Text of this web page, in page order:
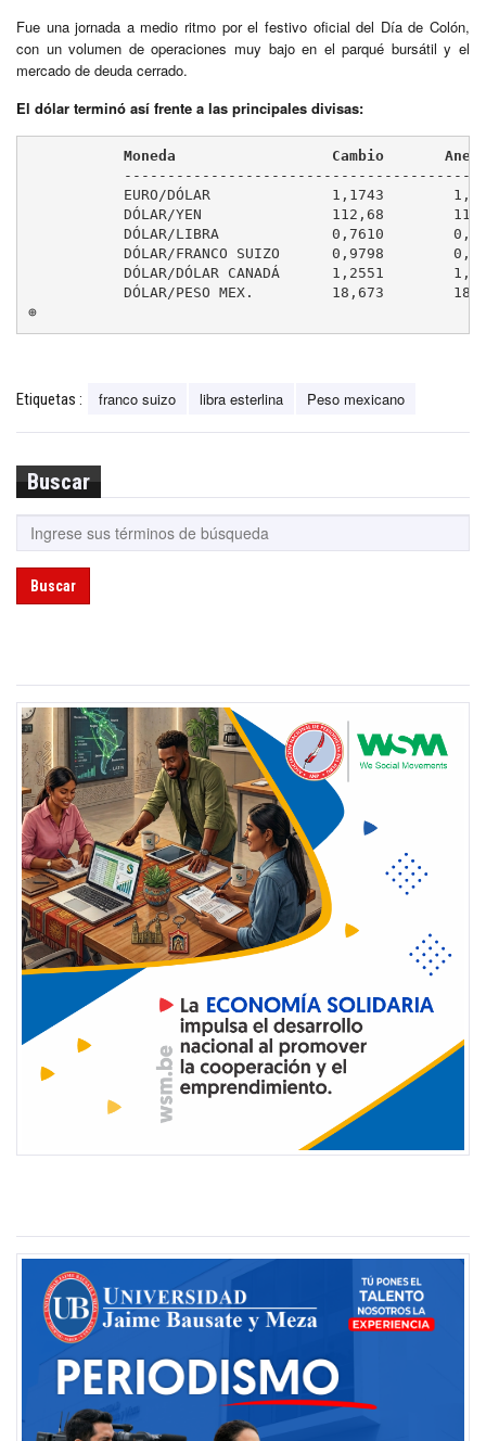
Fue una jornada a medio ritmo por el festivo oficial del Día de Colón,
con un volumen de operaciones muy bajo en el parqué bursátil y el
mercado de deuda cerrado.
El dólar terminó así frente a las principales divisas:
Moneda                  Cambio
⊕
Etiquetas : franco suizo libra esterlina Peso mexicano
Buscar
Buscar